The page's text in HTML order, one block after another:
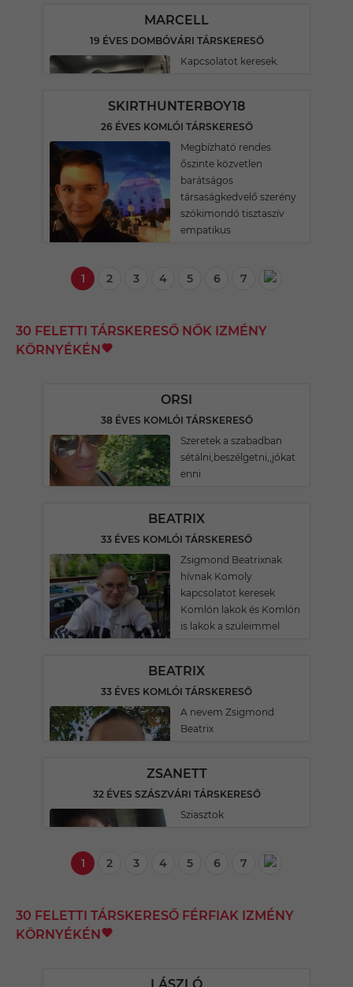
MARCELL
19 ÉVES DOMBÓVÁRI TÁRSKERESŐ
Kapcsolatot keresek.
SKIRTHUNTERBOY18
26 ÉVES KOMLÓI TÁRSKERESŐ
Megbízható rendes
őszinte közvetlen
barátságos
társaságkedvelő szerény
szókimondó tisztaszív
empatikus
1 2 3 4 5 6 7
30 FELETTI TÁRSKERESŐ NŐK IZMÉNY
KÖRNYÉKÉN
ORSI
38 ÉVES KOMLÓI TÁRSKERESŐ
Szeretek a szabadban
sétálni,beszélgetni,,jókat
enni
BEATRIX
33 ÉVES KOMLÓI TÁRSKERESŐ
Zsigmond Beatrixnak
hívnak Komoly
kapcsolatot keresek
Komlón lakok és Komlón
is lakok a szüleimmel
BEATRIX
33 ÉVES KOMLÓI TÁRSKERESŐ
A nevem Zsigmond
Beatrix
ZSANETT
32 ÉVES SZÁSZVÁRI TÁRSKERESŐ
Sziasztok
1 2 3 4 5 6 7
30 FELETTI TÁRSKERESŐ FÉRFIAK IZMÉNY
KÖRNYÉKÉN